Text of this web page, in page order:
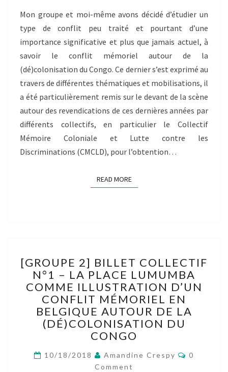
Mon groupe et moi-même avons décidé d’étudier un
type de conflit peu traité et pourtant d’une
importance significative et plus que jamais actuel, à
savoir le conflit mémoriel autour de la
(dé)colonisation du Congo. Ce dernier s’est exprimé au
travers de différentes thématiques et mobilisations, il
a été particulièrement remis sur le devant de la scène
autour des revendications de ces dernières années par
différents collectifs, en particulier le Collectif
Mémoire Coloniale et Lutte contre les
Discriminations (CMCLD), pour l’obtention…
READ MOREREAD MORE
BILLET
COLLECTIF
N°1
–
LA
PLACE
LUMUMBA
COMME
ILLUSTRATION
[GROUPE 2] BILLET COLLECTIF
N°1 – LA PLACE LUMUMBA
COMME ILLUSTRATION D’UN
CONFLIT MÉMORIEL EN
BELGIQUE AUTOUR DE LA
(DÉ)COLONISATION DU
CONGO
10/18/2018 Amandine Crespy
0
Comment